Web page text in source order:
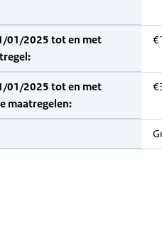
01/2025 tot en met
01/2025 tot en met
maatregelen: